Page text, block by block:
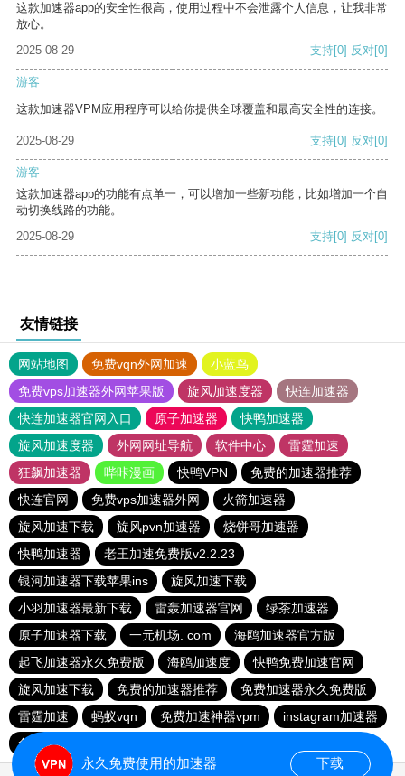
这款加速器app的安全性很高，使用过程中不会泄露个人信息，让我非常
放心。
2025-08-29
支持[0] 反对[0]
游客
这款加速器VPM应用程序可以给你提供全球覆盖和最高安全性的连接。
2025-08-29 支持[0] 反对[0]
游客
这款加速器app的功能有点单一，可以增加一些新功能，比如增加一个自
动切换线路的功能。
2025-08-29
支持[0] 反对[0]
友情链接
网站地图 免费vqn外网加速
小蓝鸟
免费vps加速器外网苹果版
旋风加速度器
快连加速器
快连加速器官网入口
原子加速器
快鸭加速器
旋风加速度器
外网网址导航 软件中心
雷霆加速
狂飙加速器
哔咔漫画 快鸭VPN
免费的加速器推荐
快连官网
免费vps加速器外网
火箭加速器
旋风加速下载
旋风pvn加速器
烧饼哥加速器
快鸭加速器
老王加速免费版v2.2.23
银河加速器下载苹果ins
旋风加速下载
小羽加速器最新下载
雷轰加速器官网
绿茶加速器
原子加速器下载
一元机场. com
海鸥加速器官方版
起飞加速器永久免费版
海鸥加速度
快鸭免费加速官网
旋风加速下载
免费的加速器推荐
免费加速器永久免费版
雷霆加速
蚂蚁vqn 免费加速神器vpm
instagram加速器
免费跨墙软件
永久免费使用的加速器 下载